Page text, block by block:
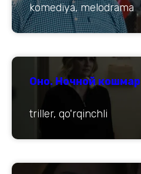
komediya, melodrama
Оно. Ночной кошмар
triller, qo'rqinchli